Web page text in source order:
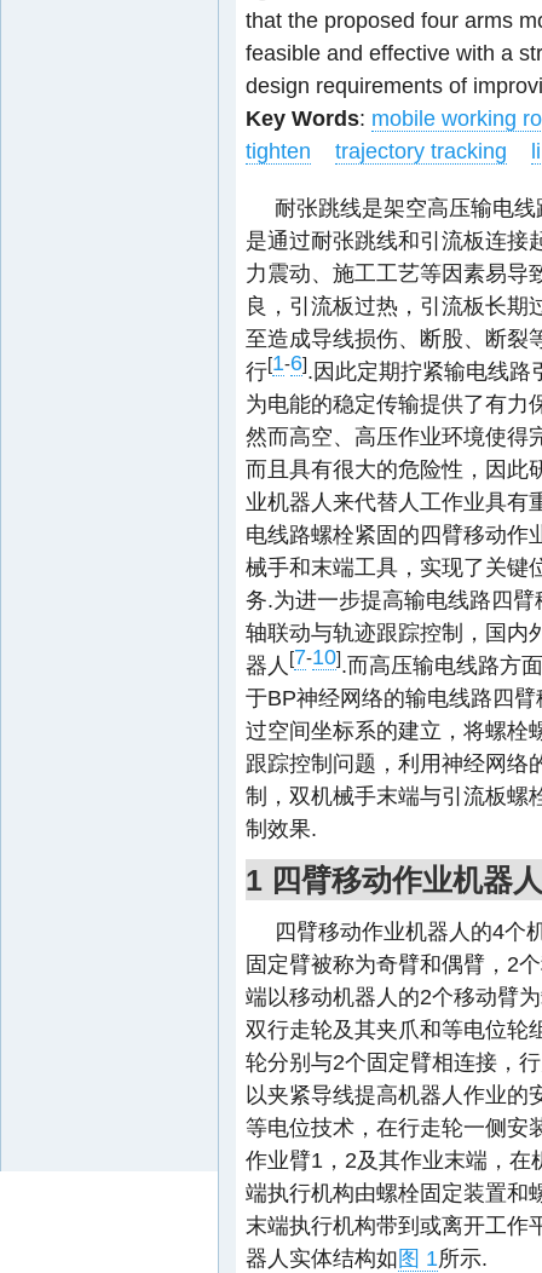
that the proposed four arms
feasible and effective with a
design requirements of
Key Words: mobile working
tighten
trajectory tracking
耐张跳线是架空高压输电
是通过耐张跳线和引流板连接
力震动、施工工艺等因素易导
良，引流板过热，引流板长期
至造成导线损伤、断股、断裂
行[1-6].因此定期拧紧输电线路
为电能的稳定传输提供了有力
然而高空、高压作业环境使得
而且具有很大的危险性，因此
业机器人来代替人工作业具有
电线路螺栓紧固的四臂移动作
械手和末端工具，实现了关键
务.为进一步提高输电线路四
轴联动与轨迹跟踪控制，国内
器人 [7-10].而高压输电线路方
于BP神经网络的输电线路四
过空间坐标系的建立，将螺栓
跟踪控制问题，利用神经网络
制，双机械手末端与引流板螺
制效果.
1 四臂移动作业机器
四臂移动作业机器人的4个
固定臂被称为奇臂和偶臂，2
端以移动机器人的2个移动臂
双行走轮及其夹爪和等电位轮
轮分别与2个固定臂相连接，
以夹紧导线提高机器人作业的
等电位技术，在行走轮一侧安
作业臂1，2及其作业末端，
端执行机构由螺栓固定装置和
末端执行机构带到或离开工作
器人实体结构如图 1所示.